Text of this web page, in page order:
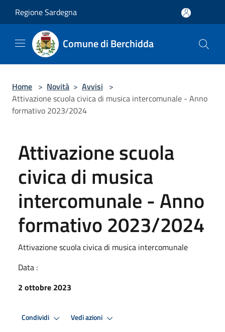
Regione Sardegna
Comune di Berchidda
Home > Novità > Avvisi >
Attivazione scuola civica di musica intercomunale - Anno
formativo 2023/2024
Attivazione scuola
civica di musica
intercomunale - Anno
formativo 2023/2024
Attivazione scuola civica di musica intercomunale
Data :
2 ottobre 2023
Condividi Vedi azioni